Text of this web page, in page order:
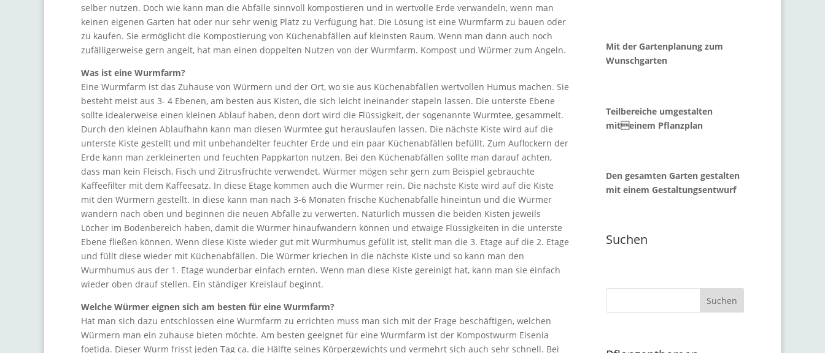
selber nutzen. Doch wie kann man die Abfälle sinnvoll kompostieren und in wertvolle Erde verwandeln, wenn man
keinen eigenen Garten hat oder nur sehr wenig Platz zu Verfügung hat. Die Lösung ist eine Wurmfarm zu bauen oder
zu kaufen. Sie ermöglicht die Kompostierung von Küchenabfällen auf kleinsten Raum. Wenn man dann auch noch
zufälligerweise gern angelt, hat man einen doppelten Nutzen von der Wurmfarm. Kompost und Würmer zum Angeln.
Was ist eine Wurmfarm?
Eine Wurmfarm ist das Zuhause von Würmern und der Ort, wo sie aus Küchenabfällen wertvollen Humus machen. Sie
besteht meist aus 3- 4 Ebenen, am besten aus Kisten, die sich leicht ineinander stapeln lassen. Die unterste Ebene
sollte idealerweise einen kleinen Ablauf haben, denn dort wird die Flüssigkeit, der sogenannte Wurmtee, gesammelt.
Durch den kleinen Ablaufhahn kann man diesen Wurmtee gut herauslaufen lassen. Die nächste Kiste wird auf die
unterste Kiste gestellt und mit unbehandelter feuchter Erde und ein paar Küchenabfällen befüllt. Zum Auflockern der
Erde kann man zerkleinerten und feuchten Pappkarton nutzen. Bei den Küchenabfällen sollte man darauf achten,
dass man kein Fleisch, Fisch und Zitrusfrüchte verwendet. Würmer mögen sehr gern zum Beispiel gebrauchte
Kaffeefilter mit dem Kaffeesatz. In diese Etage kommen auch die Würmer rein. Die nächste Kiste wird auf die Kiste
mit den Würmern gestellt. In diese kann man nach 3-6 Monaten frische Küchenabfälle hineintun und die Würmer
wandern nach oben und beginnen die neuen Abfälle zu verwerten. Natürlich müssen die beiden Kisten jeweils
Löcher im Bodenbereich haben, damit die Würmer hinaufwandern können und etwaige Flüssigkeiten in die unterste
Ebene fließen können. Wenn diese Kiste wieder gut mit Wurmhumus gefüllt ist, stellt man die 3. Etage auf die 2. Etage
und füllt diese wieder mit Küchenabfällen. Die Würmer kriechen in die nächste Kiste und so kann man den
Wurmhumus aus der 1. Etage wunderbar einfach ernten. Wenn man diese Kiste gereinigt hat, kann man sie einfach
wieder oben drauf stellen. Ein ständiger Kreislauf beginnt.
Welche Würmer eignen sich am besten für eine Wurmfarm?
Hat man sich dazu entschlossen eine Wurmfarm zu errichten muss man sich mit der Frage beschäftigen, welchen
Würmern man ein zuhause bieten möchte. Am besten geeignet für eine Wurmfarm ist der Kompostwurm Eisenia
foetida. Dieser Wurm frisst jeden Tag ca. die Hälfte seines Körpergewichts und vermehrt sich auch sehr schnell. Bei
Mit der Gartenplanung zum
Wunschgarten
Teilbereiche umgestalten
miteinem Pflanzplan
Den gesamten Garten gestalten
mit einem Gestaltungsentwurf
Suchen
Suchen